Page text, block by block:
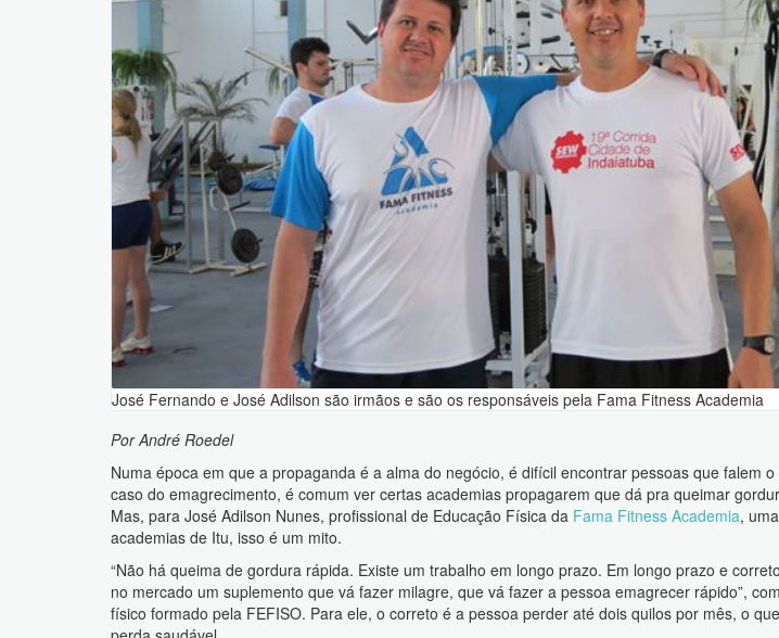
José Fernando e José Adilson são irmãos e são os responsáveis pela Fama Fitness Academia
Por André Roedel
Numa época em que a propaganda é a alma do negócio, é difícil encontrar pessoas que falem
caso do emagrecimento, é comum ver certas academias propagarem que dá pra queimar
Mas, para José Adilson Nunes, profissional de Educação Física da Fama Fitness Academia,
academias de Itu, isso é um mito.
“Não há queima de gordura rápida. Existe um trabalho em longo prazo. Em longo prazo e
no mercado um suplemento que vá fazer milagre, que vá fazer a pessoa emagrecer rápido”,
físico formado pela FEFISO. Para ele, o correto é a pessoa perder até dois quilos por mês, o